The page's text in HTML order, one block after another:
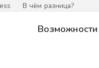
В чём разница?
Возможности